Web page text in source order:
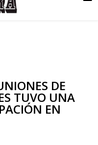
DE
TUVO UNA
EN